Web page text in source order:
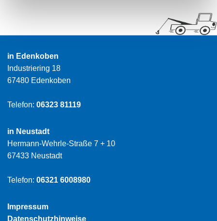
in Edenkoben
Industriering 18
67480 Edenkoben
Telefon: 06323 81119
in Neustadt
Hermann-Wehrle-Straße 7 + 10
67433 Neustadt
Telefon: 06321 6008980
Impressum
Datenschutzhinweise